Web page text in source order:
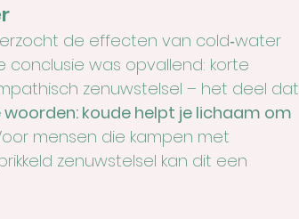
de effecten van cold‑water
conclusie was opvallend: korte
zenuwstelsel – het deel dat
woorden: koude helpt je lichaam om
mensen die kampen met
zenuwstelsel kan dit een